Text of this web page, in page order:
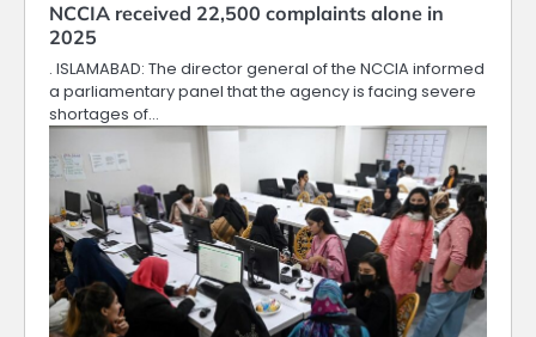
NCCIA received 22,500 complaints alone in
2025
. ISLAMABAD: The director general of the NCCIA informed
a parliamentary panel that the agency is facing severe
shortages of…